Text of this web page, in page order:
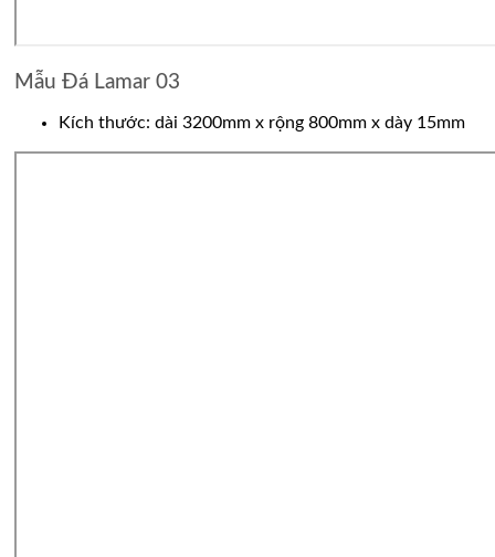
Mẫu Đá Lamar 03
Kích thước: dài 3200mm x rộng 800mm x dày 15mm